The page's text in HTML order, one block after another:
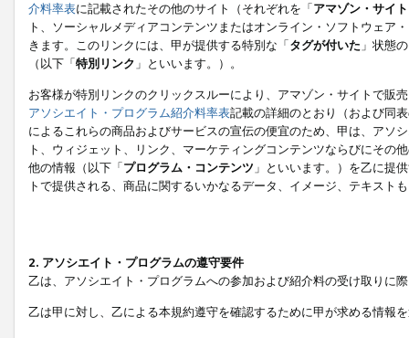
介料率表に記載されたその他のサイト（それぞれを「アマゾン・サイト
ト、ソーシャルメディアコンテンツまたはオンライン・ソフトウェア
きます。このリンクには、甲が提供する特別な「タグが付いた 」状態
（以下「特別リンク 」といいます。）。
お客様が特別リンクのクリックスルーにより、アマゾン・サイトで販
アソシエイト・プログラム紹介料率表記載の詳細のとおり（および同
によるこれらの商品およびサービスの宣伝の便宜のため、甲は、アソ
ト、ウィジェット、リンク、マーケティングコンテンツならびにその
他の情報（以下「プログラム・コンテンツ 」といいます。）を乙に提
トで提供される、商品に関するいかなるデータ、イメージ、テキス
2. アソシエイト・プログラムの遵守要件
乙は、アソシエイト・プログラムへの参加および紹介料の受け取りに
乙は甲に対し、乙による本規約遵守を確認するために甲が求める情報